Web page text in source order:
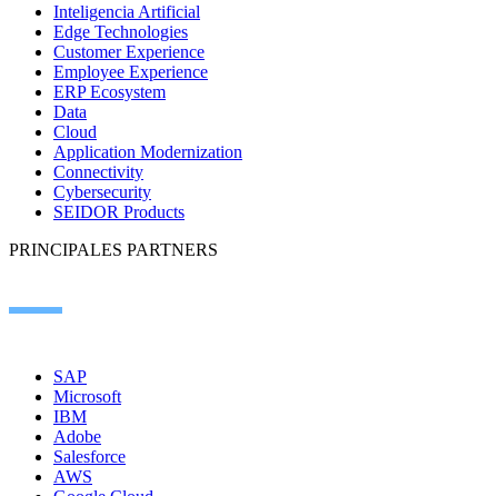
Inteligencia Artificial
Edge Technologies
Customer Experience
Employee Experience
ERP Ecosystem
Data
Cloud
Application Modernization
Connectivity
Cybersecurity
SEIDOR Products
PRINCIPALES PARTNERS
SAP
Microsoft
IBM
Adobe
Salesforce
AWS